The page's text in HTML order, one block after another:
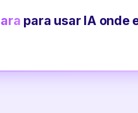
para usar IA onde